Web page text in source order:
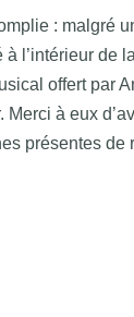
: malgré
l’intérieur de
offert par
Merci à eux
présentes de